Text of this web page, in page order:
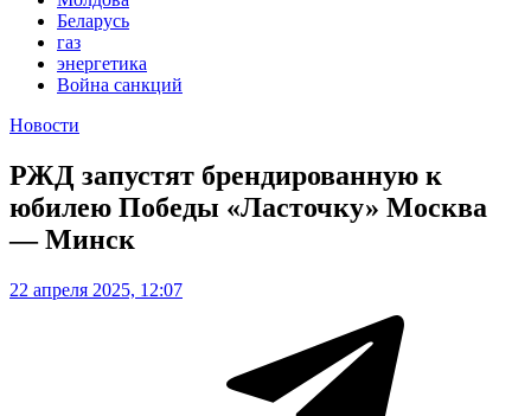
Беларусь
газ
энергетика
Война санкций
Новости
РЖД запустят брендированную к
юбилею Победы «Ласточку» Москва
— Минск
22 апреля 2025, 12:07